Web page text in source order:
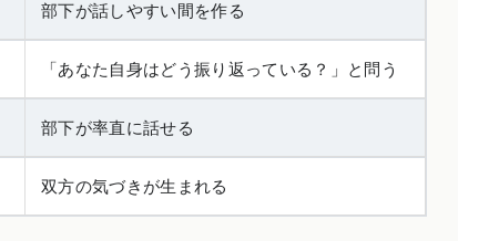
部下が話しやすい間を作る
「あなた自身はどう振り返っている？」と問う
部下が率直に話せる
双方の気づきが生まれる